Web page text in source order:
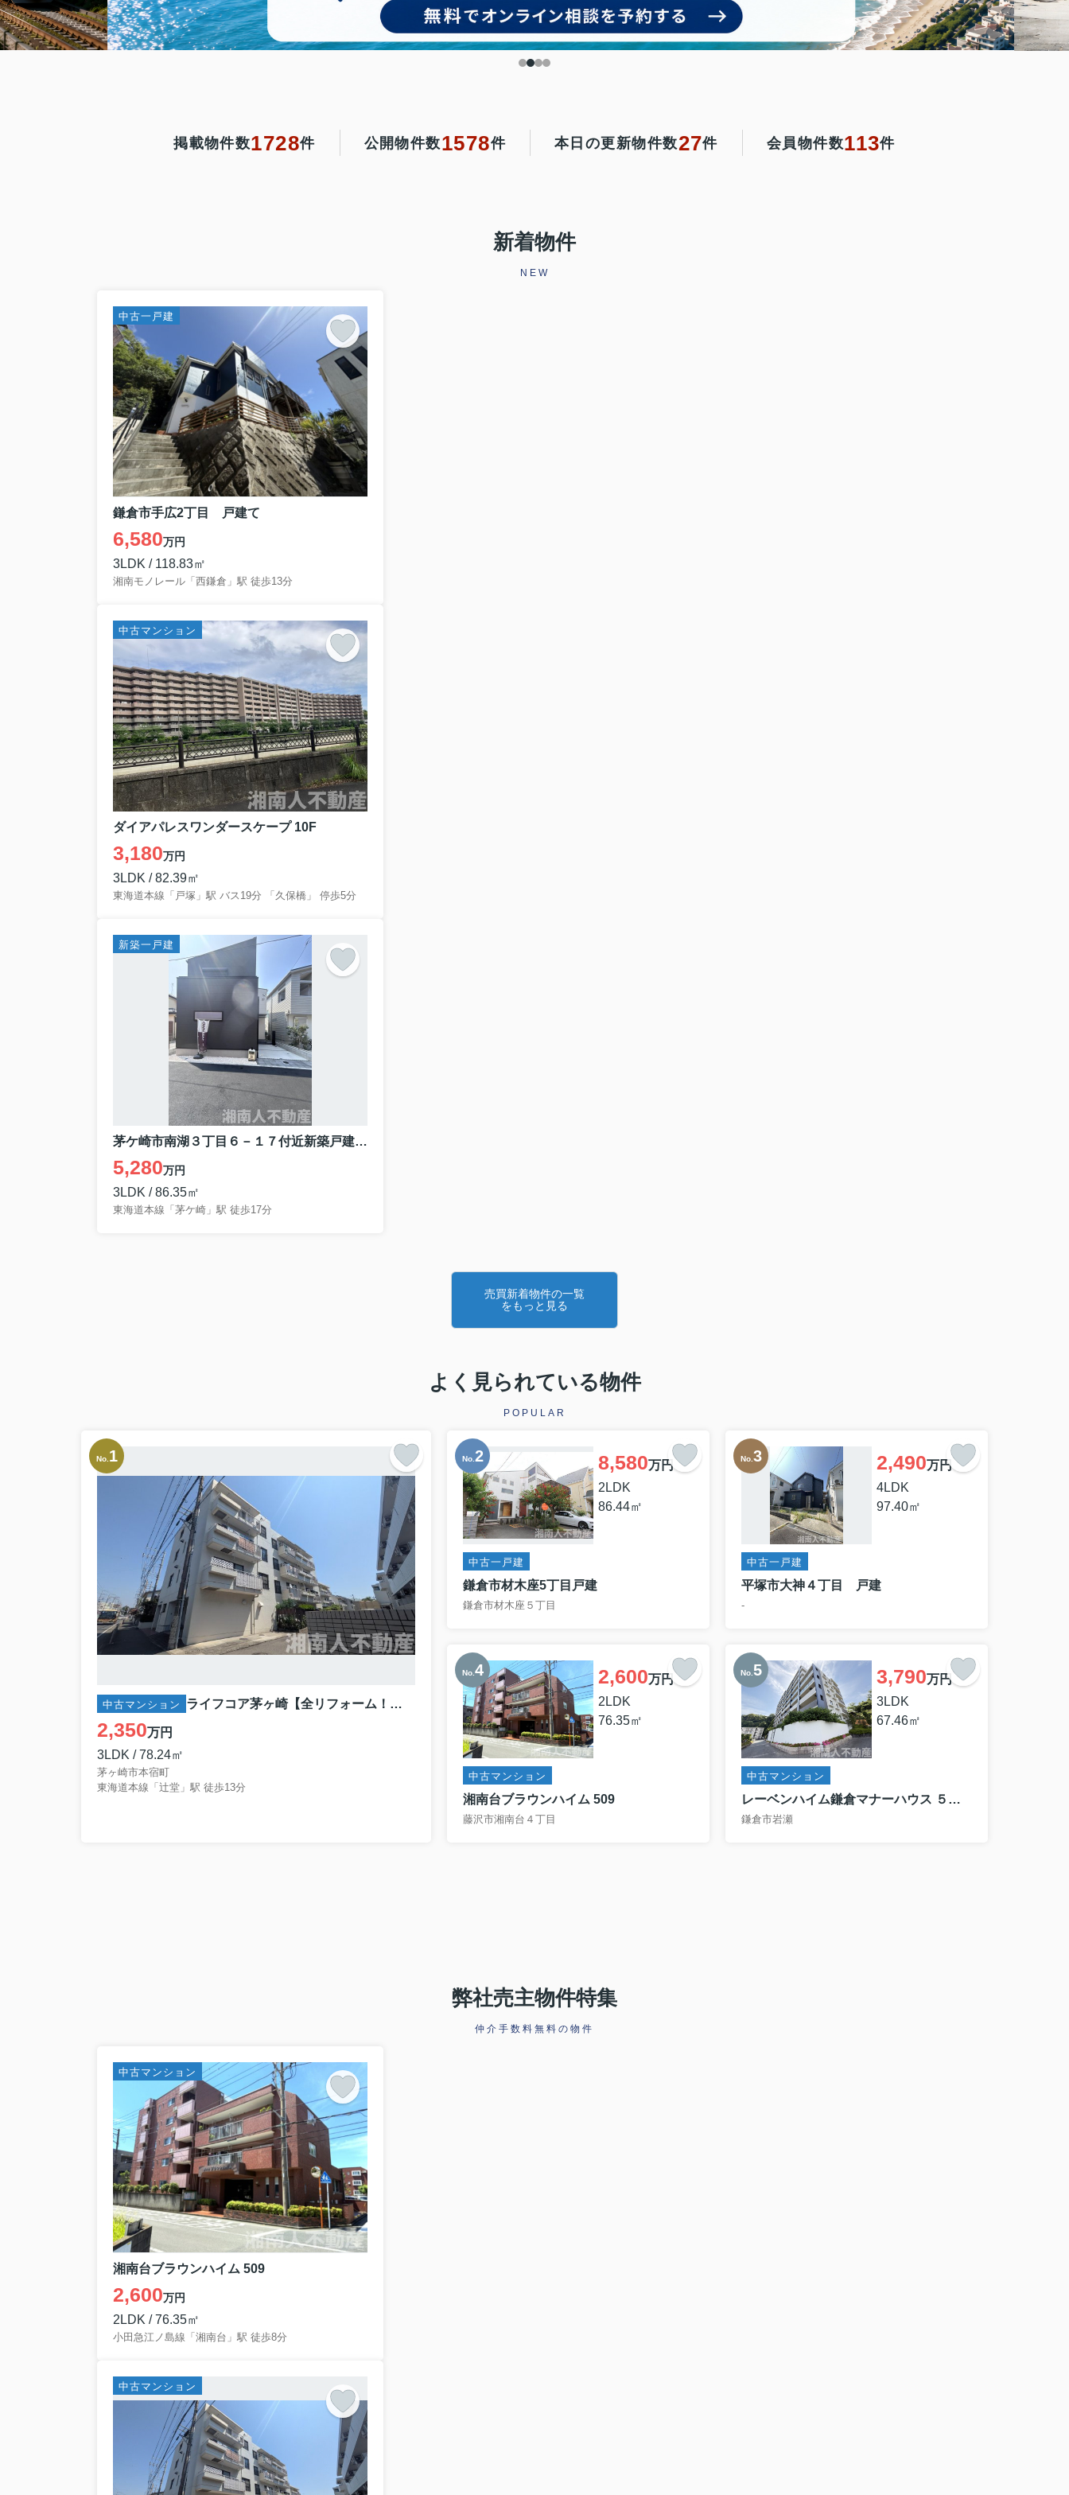
掲載物件数1728件 公開物件数1578件 本日の更新物件数27件 会員物件数113件
新着物件
NEW
中古一戸建
鎌倉市手広2丁目 戸建て
6,580万円
3LDK / 118.83㎡
湘南モノレール「西鎌倉」駅 徒歩13分
中古マンション
ダイアパレスワンダースケープ 10F
3,180万円
3LDK / 82.39㎡
東海道本線「戸塚」駅 バス19分 「久保橋」 停歩5分
新築一戸建
茅ケ崎市南湖３丁目６－１７付近新築戸建て １号棟
5,280万円
3LDK / 86.35㎡
東海道本線「茅ケ崎」駅 徒歩17分
売買新着物件の一覧
をもっと見る
よく見られている物件
POPULAR
No.
中古マンション ライフコア茅ヶ崎【全リフォーム！ 辻堂駅13分】 304号室
2,350万円
3LDK / 78.24㎡
茅ヶ崎市本宿町
東海道本線「辻堂」駅 徒歩13分
8,580万円
2LDK
86.44㎡
No.
中古一戸建
鎌倉市材木座5丁目戸建
鎌倉市材木座５丁目
2,490万円
4LDK
97.40㎡
No.
中古一戸建
平塚市大神４丁目 戸建
-
2,600万円
2LDK
76.35㎡
No.
中古マンション
湘南台ブラウンハイム 509
藤沢市湘南台４丁目
3,790万円
3LDK
67.46㎡
No.
中古マンション
レーベンハイム鎌倉マナーハウス ５０２号室
鎌倉市岩瀬
弊社売主物件特集
仲介手数料無料の物件
中古マンション
湘南台ブラウンハイム 509
2,600万円
2LDK / 76.35㎡
小田急江ノ島線「湘南台」駅 徒歩8分
中古マンション